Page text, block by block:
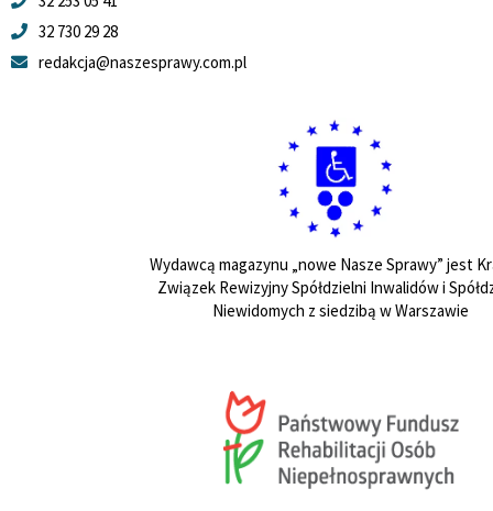
32 730 29 28
redakcja@naszesprawy.com.pl
Wydawcą magazynu „nowe Nasze Sprawy” jest
Związek Rewizyjny Spółdzielni Inwalidów i
Niewidomych z siedzibą w Warszawie